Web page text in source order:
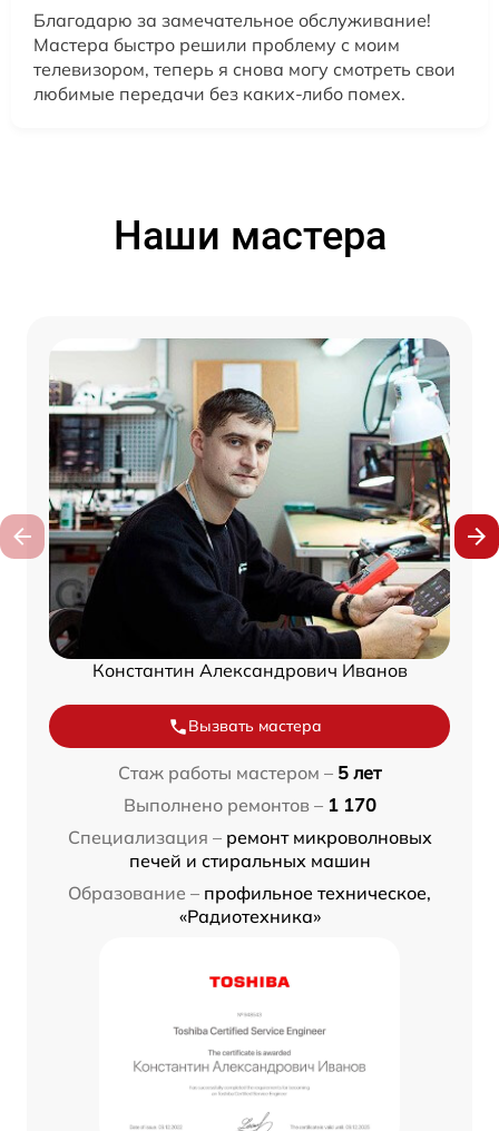
Благодарю за замечательное обслуживание!
Мастера быстро решили проблему с моим
телевизором, теперь я снова могу смотреть свои
любимые передачи без каких-либо помех.
Наши мастера
Константин Александрович Иванов
Вызвать мастера
Стаж работы мастером – 5 лет
Выполнено ремонтов – 1 170
Специализация – ремонт микроволновых
печей и стиральных машин
Образование – профильное техническое,
«Радиотехника»